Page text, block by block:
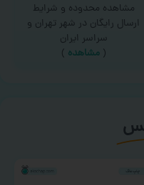
مشاهده محدوده و شرایط
ارسال رایگان در شهر تهران و
سراسر ایران
(مشاهده )